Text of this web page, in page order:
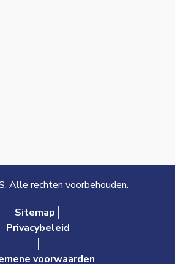
Alle rechten voorbehouden.
Sitemap│
Privacybeleid
voorwaarden